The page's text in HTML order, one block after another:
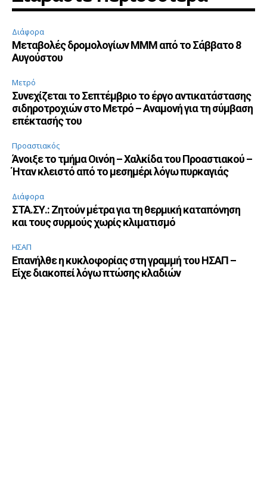
Διάφορα
Μεταβολές δρομολογίων ΜΜΜ από το Σάββατο 8
Αυγούστου
Μετρό
Συνεχίζεται το Σεπτέμβριο το έργο αντικατάστασης
σιδηροτροχιών στο Μετρό – Αναμονή για τη σύμβαση
επέκτασής του
Προαστιακός
Άνοιξε το τμήμα Οινόη – Χαλκίδα του Προαστιακού –
Ήταν κλειστό από το μεσημέρι λόγω πυρκαγιάς
Διάφορα
ΣΤΑ.ΣΥ.: Ζητούν μέτρα για τη θερμική καταπόνηση
και τους συρμούς χωρίς κλιματισμό
ΗΣΑΠ
Επανήλθε η κυκλοφορίας στη γραμμή του ΗΣΑΠ –
Είχε διακοπεί λόγω πτώσης κλαδιών